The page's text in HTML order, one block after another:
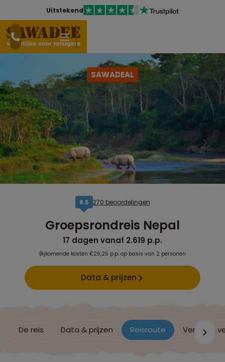
Uitstekend
SAWADEAL
8,5 270 beoordelingen
Groepsrondreis Nepal
17 dagen vanaf 2.619 p.p.
Bijkomende kosten €26,25 p.p. op basis van 2 personen
Data & prijzen
De reis Data & prijzen Reisroute Verblijf &